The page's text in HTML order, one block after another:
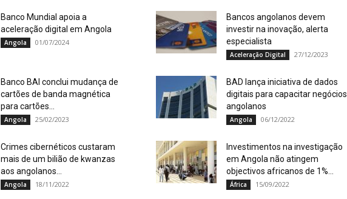
Banco Mundial apoia a
aceleração digital em Angola
Angola 01/07/2024
Bancos angolanos devem
investir na inovação, alerta
especialista
Aceleração Digital 27/12/2023
Banco BAI conclui mudança de
cartões de banda magnética
para cartões...
Angola 25/02/2023
BAD lança iniciativa de dados
digitais para capacitar negócios
angolanos
Angola 06/12/2022
Crimes cibernéticos custaram
mais de um bilião de kwanzas
aos angolanos...
Angola 18/11/2022
Investimentos na investigação
em Angola não atingem
objectivos africanos de 1%...
África 15/09/2022